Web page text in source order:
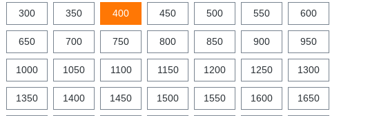
300 350 400 450 500 550 600
650 700 750 800 850 900 950
1000 1050 1100 1150 1200 1250 1300
1350 1400 1450 1500 1550 1600 1650